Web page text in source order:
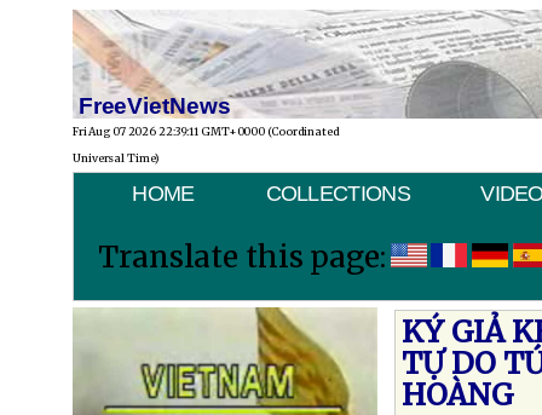
FreeVietNews
Fri Aug 07 2026 22:39:11 GMT+0000 (Coordinated
Universal Time)
HOME COLLECTIONS
Translate this page:
KÝ GIẢ
TỰ DO
HOÀNG